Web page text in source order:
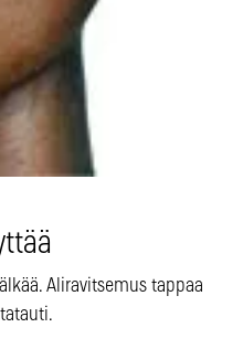
Aliravitsemus tappaa